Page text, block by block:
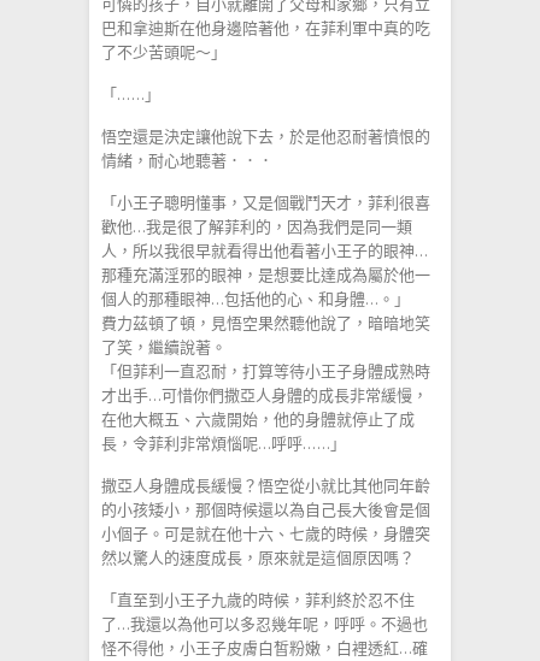
可憐的孩子，自小就離開了父母和家鄉，只有立
巴和拿迪斯在他身邊陪著他，在菲利軍中真的吃
了不少苦頭呢～」
「……」
悟空還是決定讓他說下去，於是他忍耐著憤恨的
情緒，耐心地聽著．．．
「小王子聰明懂事，又是個戰鬥天才，菲利很喜
歡他…我是很了解菲利的，因為我們是同一類
人，所以我很早就看得出他看著小王子的眼神…
那種充滿淫邪的眼神，是想要比達成為屬於他一
個人的那種眼神…包括他的心、和身體…。」
費力茲頓了頓，見悟空果然聽他說了，暗暗地笑
了笑，繼續說著。
「但菲利一直忍耐，打算等待小王子身體成熟時
才出手…可惜你們撒亞人身體的成長非常緩慢，
在他大概五、六歲開始，他的身體就停止了成
長，令菲利非常煩惱呢…呼呼……」
撒亞人身體成長緩慢？悟空從小就比其他同年齡
的小孩矮小，那個時候還以為自己長大後會是個
小個子。可是就在他十六、七歲的時候，身體突
然以驚人的速度成長，原來就是這個原因嗎？
「直至到小王子九歲的時候，菲利終於忍不住
了…我還以為他可以多忍幾年呢，呼呼。不過也
怪不得他，小王子皮膚白皙粉嫩，白裡透紅…確